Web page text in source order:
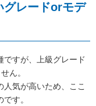
グレードorモデ
ですが、上級グレード
ん。
気が高いため、ここ
す。